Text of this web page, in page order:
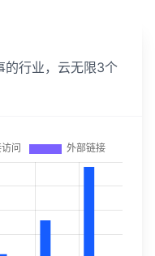
的行业，云无限3个